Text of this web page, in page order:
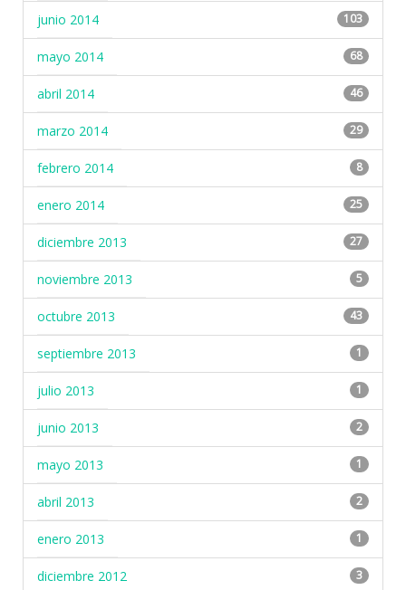
junio 2014 103
mayo 2014 68
abril 2014 46
marzo 2014 29
febrero 2014 8
enero 2014 25
diciembre 2013 27
noviembre 2013 5
octubre 2013 43
septiembre 2013 1
julio 2013 1
junio 2013 2
mayo 2013 1
abril 2013 2
enero 2013 1
diciembre 2012 3